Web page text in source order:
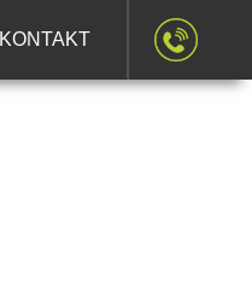
KONTAKT